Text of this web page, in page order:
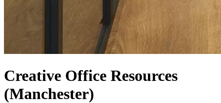
Creative Office Resources
(Manchester)